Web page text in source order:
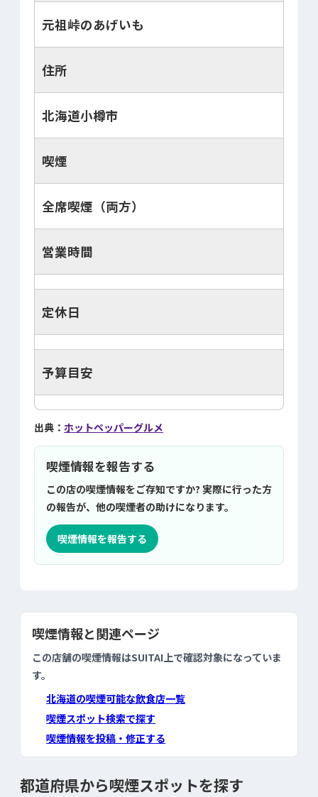
元祖峠のあげいも
住所
北海道小樽市
喫煙
全席喫煙（両方）
営業時間
定休日
予算目安
出典： ホットペッパーグルメ
喫煙情報を報告する
この店の喫煙情報をご存知ですか? 実際に行った方
の報告が、他の喫煙者の助けになります。
喫煙情報を報告する
喫煙情報と関連ページ
この店舗の喫煙情報はSUITAI上で確認対象になっていま
す。
北海道の喫煙可能な飲食店一覧
喫煙スポット検索で探す
喫煙情報を投稿・修正する
都道府県から喫煙スポットを探す